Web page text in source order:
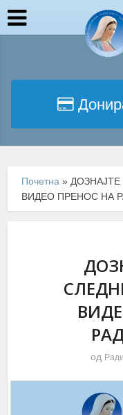
Почетна »
ВИДЕО ПРЕНОС НА
од